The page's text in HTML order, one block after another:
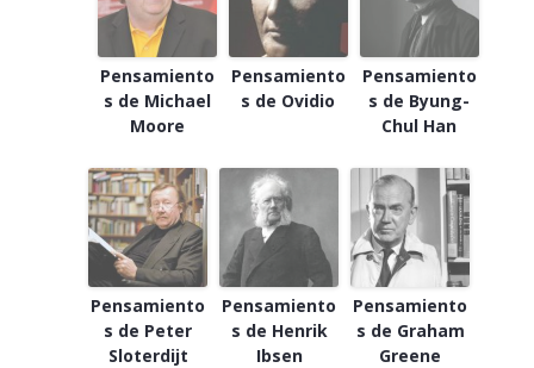
Pensamiento
s de Michael
Moore
Pensamiento
s de Ovidio
Pensamiento
s de Byung-
Chul Han
Pensamiento
s de Peter
Sloterdijt
Pensamiento
s de Henrik
Ibsen
Pensamiento
s de Graham
Greene